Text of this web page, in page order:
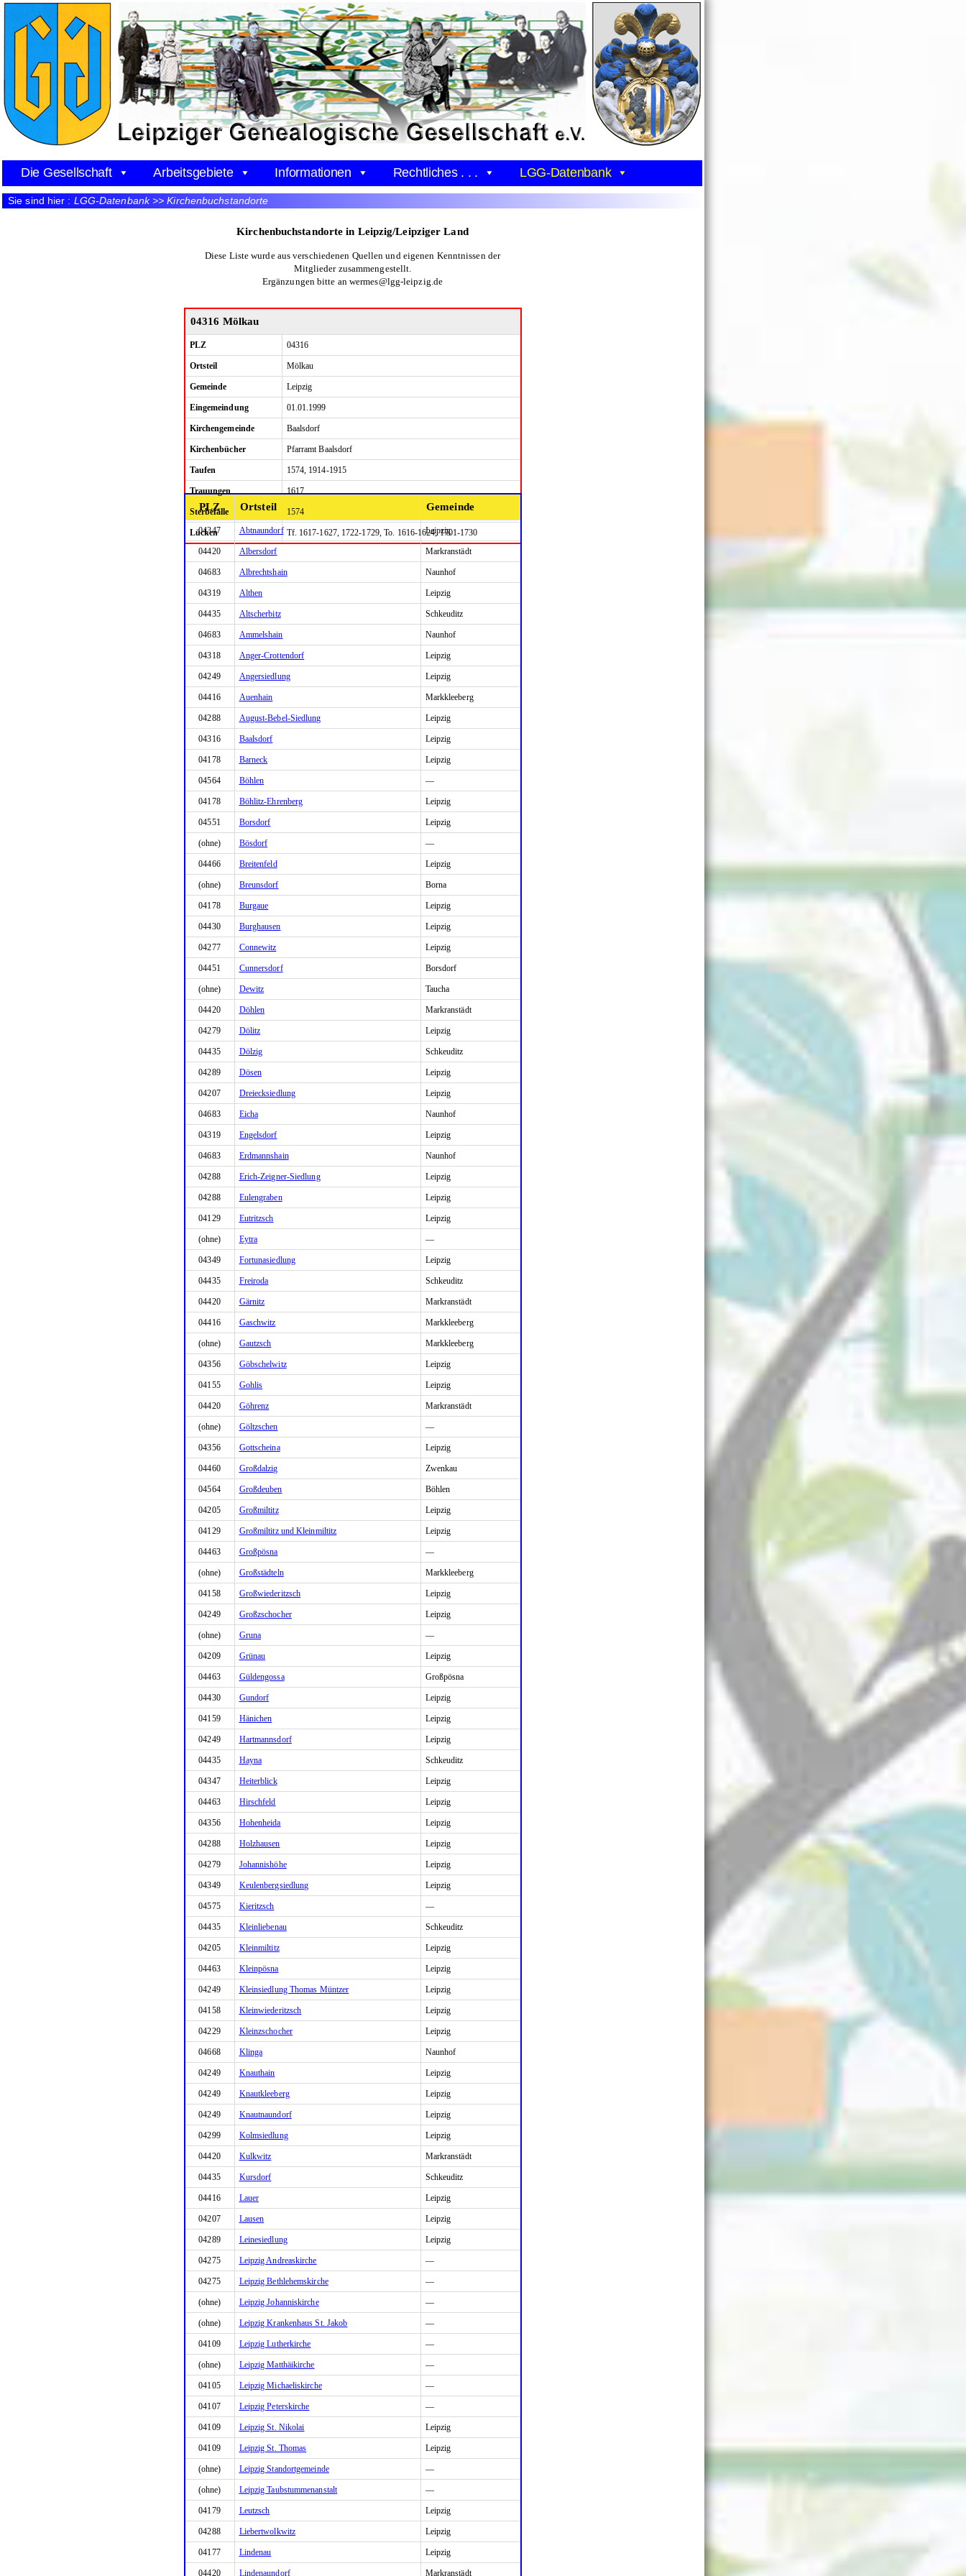
Die Gesellschaft Arbeitsgebiete Informationen Rechtliches . . . LGG-Datenbank
Sie sind hier : LGG-Datenbank >> Kirchenbuchstandorte
Kirchenbuchstandorte in Leipzig/Leipziger Land
Diese Liste wurde aus verschiedenen Quellen und eigenen Kenntnissen der
Mitglieder zusammengestellt.
Ergänzungen bitte an wermes@lgg-leipzig.de
04316 Mölkau
PLZ 04316
Ortsteil Mölkau
Gemeinde Leipzig
Eingemeindung 01.01.1999
Kirchengemeinde Baalsdorf
Kirchenbücher Pfarramt Baalsdorf
Taufen 1574, 1914-1915
Trauungen 1617
Sterbefälle 1574
Lücken Tf. 1617-1627, 1722-1729, To. 1616-1624, 1701-1730
PLZ Ortsteil Gemeinde
04347 Abtnaundorf Leipzig
04420 Albersdorf Markranstädt
04683 Albrechtshain Naunhof
04319 Althen Leipzig
04435 Altscherbitz Schkeuditz
04683 Ammelshain Naunhof
04318 Anger-Crottendorf Leipzig
04249 Angersiedlung Leipzig
04416 Auenhain Markkleeberg
04288 August-Bebel-Siedlung Leipzig
04316 Baalsdorf Leipzig
04178 Barneck Leipzig
04564 Böhlen —
04178 Böhlitz-Ehrenberg Leipzig
04551 Borsdorf Leipzig
(ohne) Bösdorf —
04466 Breitenfeld Leipzig
(ohne) Breunsdorf Borna
04178 Burgaue Leipzig
04430 Burghausen Leipzig
04277 Connewitz Leipzig
04451 Cunnersdorf Borsdorf
(ohne) Dewitz Taucha
04420 Döhlen Markranstädt
04279 Dölitz Leipzig
04435 Dölzig Schkeuditz
04289 Dösen Leipzig
04207 Dreiecksiedlung Leipzig
04683 Eicha Naunhof
04319 Engelsdorf Leipzig
04683 Erdmannshain Naunhof
04288 Erich-Zeigner-Siedlung Leipzig
04288 Eulengraben Leipzig
04129 Eutritzsch Leipzig
(ohne) Eytra —
04349 Fortunasiedlung Leipzig
04435 Freiroda Schkeuditz
04420 Gärnitz Markranstädt
04416 Gaschwitz Markkleeberg
(ohne) Gautzsch Markkleeberg
04356 Göbschelwitz Leipzig
04155 Gohlis Leipzig
04420 Göhrenz Markranstädt
(ohne) Göltzschen —
04356 Gottscheina Leipzig
04460 Großdalzig Zwenkau
04564 Großdeuben Böhlen
04205 Großmiltitz Leipzig
04129 Großmiltitz und Kleinmiltitz Leipzig
04463 Großpösna —
(ohne) Großstädteln Markkleeberg
04158 Großwiederitzsch Leipzig
04249 Großzschocher Leipzig
(ohne) Gruna —
04209 Grünau Leipzig
04463 Güldengossa Großpösna
04430 Gundorf Leipzig
04159 Hänichen Leipzig
04249 Hartmannsdorf Leipzig
04435 Hayna Schkeuditz
04347 Heiterblick Leipzig
04463 Hirschfeld Leipzig
04356 Hohenheida Leipzig
04288 Holzhausen Leipzig
04279 Johannishöhe Leipzig
04349 Keulenbergsiedlung Leipzig
04575 Kieritzsch —
04435 Kleinliebenau Schkeuditz
04205 Kleinmiltitz Leipzig
04463 Kleinpösna Leipzig
04249 Kleinsiedlung Thomas Müntzer Leipzig
04158 Kleinwiederitzsch Leipzig
04229 Kleinzschocher Leipzig
04668 Klinga Naunhof
04249 Knauthain Leipzig
04249 Knautkleeberg Leipzig
04249 Knautnaundorf Leipzig
04299 Kolmsiedlung Leipzig
04420 Kulkwitz Markranstädt
04435 Kursdorf Schkeuditz
04416 Lauer Leipzig
04207 Lausen Leipzig
04289 Leinesiedlung Leipzig
04275 Leipzig Andreaskirche —
04275 Leipzig Bethlehemskirche —
(ohne) Leipzig Johanniskirche —
(ohne) Leipzig Krankenhaus St. Jakob —
04109 Leipzig Lutherkirche —
(ohne) Leipzig Matthäikirche —
04105 Leipzig Michaeliskirche —
04107 Leipzig Peterskirche —
04109 Leipzig St. Nikolai Leipzig
04109 Leipzig St. Thomas Leipzig
(ohne) Leipzig Standortgemeinde —
(ohne) Leipzig Taubstummenanstalt —
04179 Leutzsch Leipzig
04288 Liebertwolkwitz Leipzig
04177 Lindenau Leipzig
04420 Lindenaundorf Markranstädt